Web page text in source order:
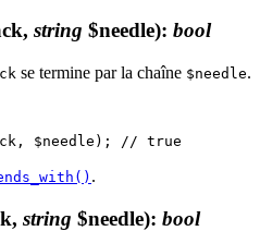
string $needle): bool
se termine par la chaîne $needle.
.
string $needle): bool